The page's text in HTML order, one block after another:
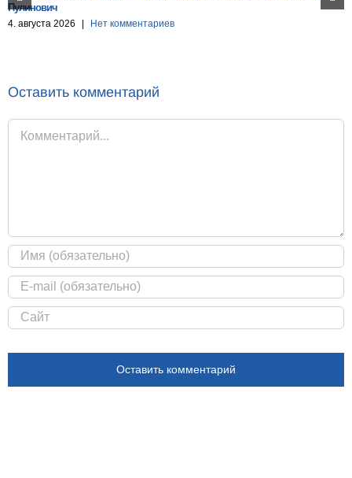
Пулинович
4. августа 2026 Нет комментариев
Оставить комментарий
Комментарий